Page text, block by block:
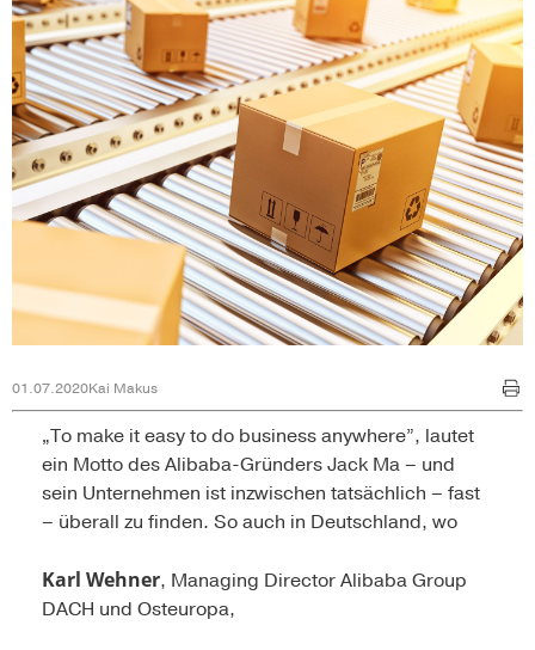
01.07.2020Kai Makus
„To make it easy to do business anywhere”, lautet
ein Motto des Alibaba-Gründers Jack Ma – und
sein Unternehmen ist inzwischen tatsächlich – fast
– überall zu finden. So auch in Deutschland, wo
Karl Wehner, Managing Director Alibaba Group
DACH und Osteuropa,